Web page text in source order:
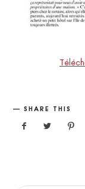
SHARE THIS